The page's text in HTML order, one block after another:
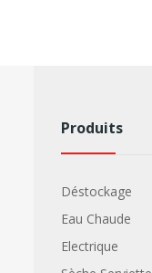
Produits
Déstockage
Eau Chaude
Electrique